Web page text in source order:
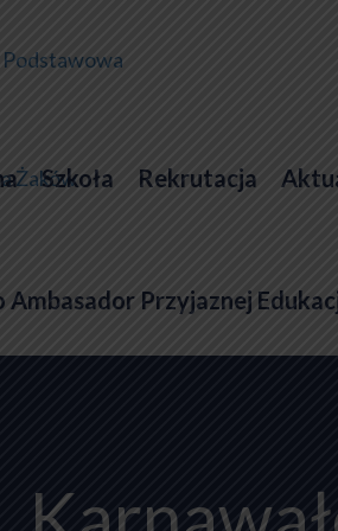
Szkoła Rekrutacja
narzędzi